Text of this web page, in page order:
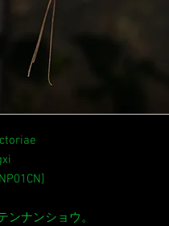
ンナンショウ。